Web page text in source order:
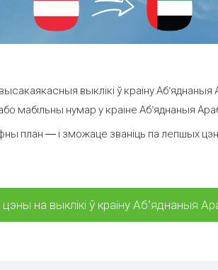
выклікі ў краіну Аб’яднаныя
мабільны нумар у краіне Аб’яднаныя
план — і зможаце званіць па лепшых
на выклікі ў краіну Аб’яднаныя